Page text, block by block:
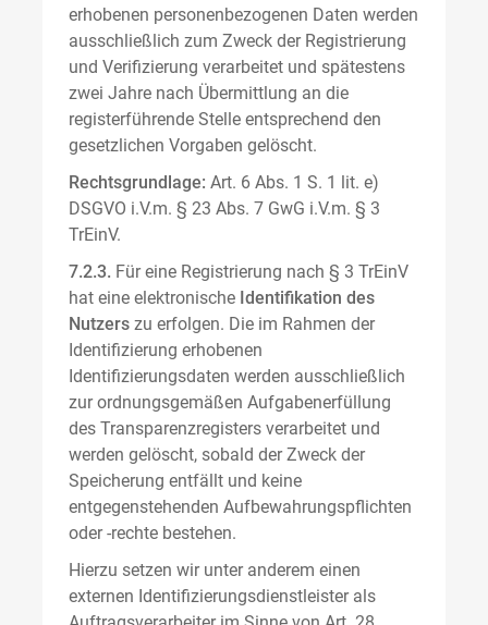
erhobenen personenbezogenen Daten werden
ausschließlich zum Zweck der Registrierung
und Verifizierung verarbeitet und spätestens
zwei Jahre nach Übermittlung an die
registerführende Stelle entsprechend den
gesetzlichen Vorgaben gelöscht.
Rechtsgrundlage: Art. 6 Abs. 1 S. 1 lit. e)
DSGVO i.V.m. § 23 Abs. 7 GwG i.V.m. § 3
TrEinV.
7.2.3. Für eine Registrierung nach § 3 TrEinV
hat eine elektronische Identifikation des
Nutzers zu erfolgen. Die im Rahmen der
Identifizierung erhobenen
Identifizierungsdaten werden ausschließlich
zur ordnungsgemäßen Aufgabenerfüllung
des Transparenzregisters verarbeitet und
werden gelöscht, sobald der Zweck der
Speicherung entfällt und keine
entgegenstehenden Aufbewahrungspflichten
oder -rechte bestehen.
Hierzu setzen wir unter anderem einen
externen Identifizierungsdienstleister als